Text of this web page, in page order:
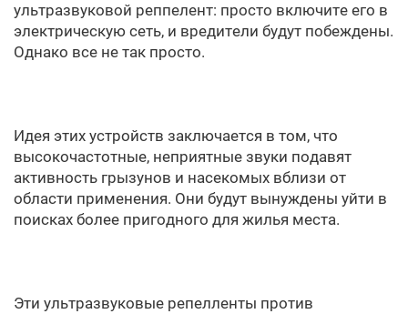
ультразвуковой реппелент: просто включите его в
электрическую сеть, и вредители будут побеждены.
Однако все не так просто.
Идея этих устройств заключается в том, что
высокочастотные, неприятные звуки подавят
активность грызунов и насекомых вблизи от
области применения. Они будут вынуждены уйти в
поисках более пригодного для жилья места.
Эти ультразвуковые репелленты против